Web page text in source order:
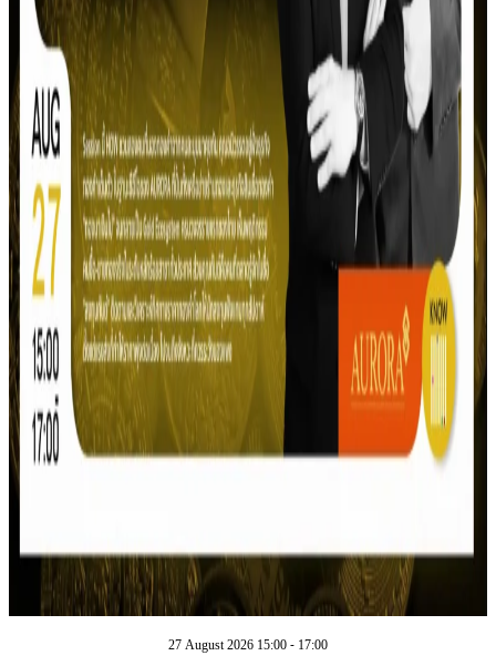
27 August 2026 15:00 - 17:00